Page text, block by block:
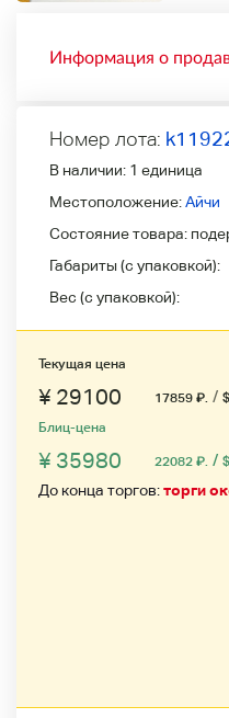
Информация о
Номер лота:
В наличии: 1 единица
Местоположение:Айчи
Состояние товара:
Габариты (с упаковкой):
Вес (с упаковкой):
Текущая цена
¥ 29100 17859 ₽. /
Блиц-цена
¥ 35980 22082 ₽. /
До конца торгов:торги